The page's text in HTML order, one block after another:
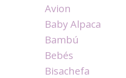
Avion
Baby Alpaca
Bambú
Bebés
Bisachefa